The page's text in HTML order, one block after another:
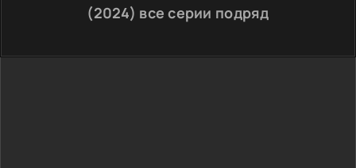
(2024) все серии подряд